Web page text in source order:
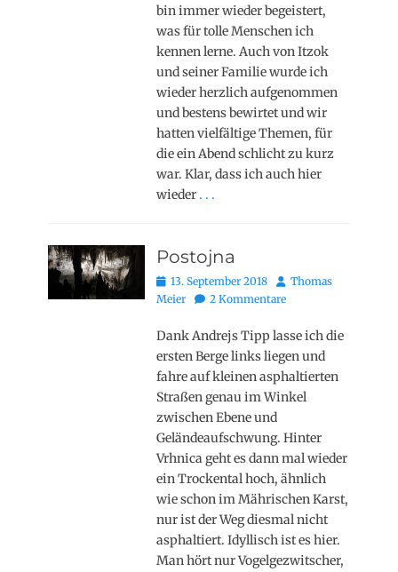
bin immer wieder begeistert,
was für tolle Menschen ich
kennen lerne. Auch von Itzok
und seiner Familie wurde ich
wieder herzlich aufgenommen
und bestens bewirtet und wir
hatten vielfältige Themen, für
die ein Abend schlicht zu kurz
war. Klar, dass ich auch hier
wieder . . .
Postojna
Posted
on
13. September 2018 AutorThomas
Meier
2 Kommentare
Dank Andrejs Tipp lasse ich die
ersten Berge links liegen und
fahre auf kleinen asphaltierten
Straßen genau im Winkel
zwischen Ebene und
Geländeaufschwung. Hinter
Vrhnica geht es dann mal wieder
ein Trockental hoch, ähnlich
wie schon im Mährischen Karst,
nur ist der Weg diesmal nicht
asphaltiert. Idyllisch ist es hier.
Man hört nur Vogelgezwitscher,